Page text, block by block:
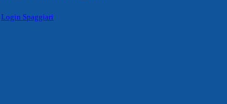
Login Spaggiari